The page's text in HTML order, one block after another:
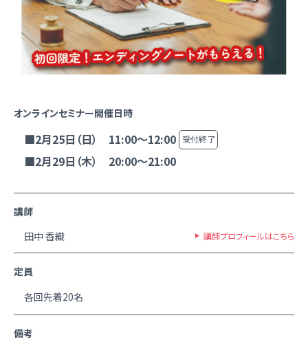
オンラインセミナー開催日時
■2月25日（日） 11:00～12:00 受付終了
■2月29日（木） 20:00～21:00
講師
田中 香織
講師プロフィールはこちら
定員
各回先着20名
備考